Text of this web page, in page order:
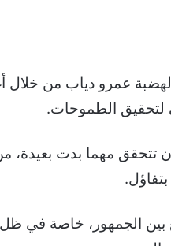
عمرو دياب من خلال
لتحقيق الطموحات.
تتحقق مهما بدت بعيدة،
الجمهور، خاصة في ظل